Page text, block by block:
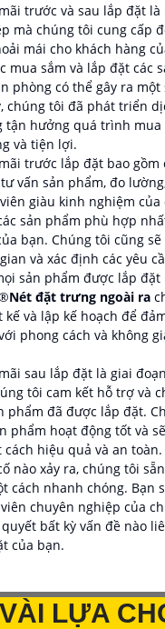
trước và sau lắp đặt là
mà chúng tôi cung cấp
mái cho khách hàng
mua sắm và lắp đặt các
phòng có thể gây ra
chúng tôi đã phát triển
tận hưởng quá trình mua
và tiện lợi.
trước lắp đặt bao gồm
vấn sản phẩm, đo
giàu kinh nghiệm
sản phẩm phù hợp
bạn. Chúng tôi cũng
và xác định các yêu
sản phẩm được lắp đặt
Nét đặt trưng ngoài ra
và lập kế hoạch để
phong cách và không
sau lắp đặt là giai
tôi cam kết hỗ trợ và
phẩm đã được lắp đặt.
phẩm hoạt động tốt và
hiệu quả và an
nào xảy ra, chúng tôi
cách nhanh chóng. Bạn
chuyên nghiệp của
bất kỳ vấn đề nào
của bạn.
LỰA